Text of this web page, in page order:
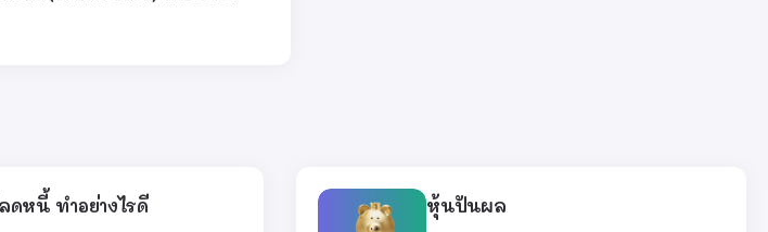
ดหนี้ ทำอย่างไรดี หุ้นปันผล